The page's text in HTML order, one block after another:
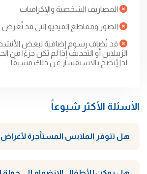
المصاريف الشخصية والإكراميات
الصور ومقاطع الفيديو التي قد تُعرض
قد تُضاف رسوم إضافية لبعض
الزيبلاين أو التجديف إذا لم تكن جزءًا من
لذا يُنصح بالاستفسار عن ذلك مسبقًا
الأسئلة الأكثر شيوعاً
هل تتوفر الملابس المستأجرة لأغراض